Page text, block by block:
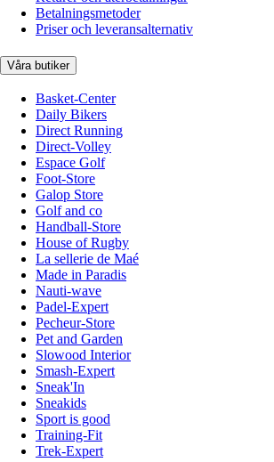
Betalningsmetoder
Priser och leveransalternativ
Våra butiker
Basket-Center
Daily Bikers
Direct Running
Direct-Volley
Espace Golf
Foot-Store
Galop Store
Golf and co
Handball-Store
House of Rugby
La sellerie de Maé
Made in Paradis
Nauti-wave
Padel-Expert
Pecheur-Store
Pet and Garden
Slowood Interior
Smash-Expert
Sneak'In
Sneakids
Sport is good
Training-Fit
Trek-Expert